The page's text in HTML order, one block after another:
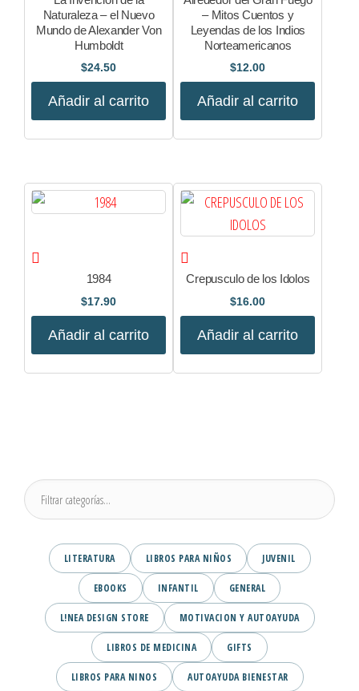
Naturaleza – el Nuevo
Mundo de Alexander Von
Humboldt
$24.50
Añadir al carrito
– Mitos Cuentos y
Leyendas de los Indios
Norteamericanos
$12.00
Añadir al carrito
1984
$17.90
Añadir al carrito
Crepusculo de los Idolos
$16.00
Añadir al carrito
LITERATURA LIBROS PARA NIÑOS JUVENIL
EBOOKS INFANTIL GENERAL
L!NEA DESIGN STORE MOTIVACION Y AUTOAYUDA
LIBROS DE MEDICINA GIFTS
LIBROS PARA NINOS AUTOAYUDA BIENESTAR